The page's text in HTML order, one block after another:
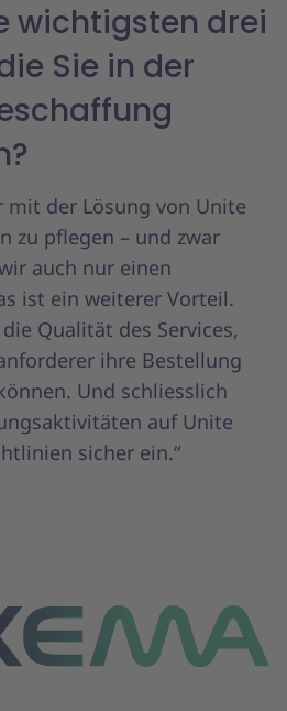
wichtigsten drei
Sie in der
mit der Lösung von Unite
zu pflegen – und zwar
auch nur einen
ist ein weiterer Vorteil.
Qualität des Services,
ihre Bestellung
Und schliesslich
auf Unite
sicher ein.“